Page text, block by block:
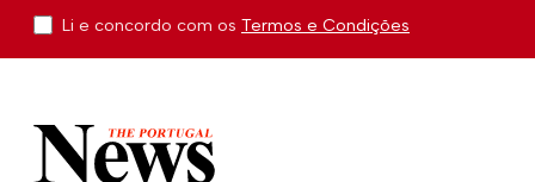
Li e concordo com os Termos e Condições